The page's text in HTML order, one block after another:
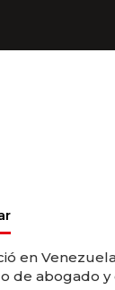
en
de abogado y